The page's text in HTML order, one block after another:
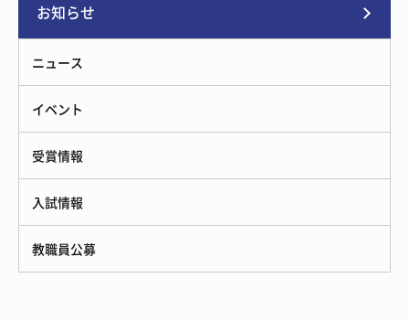
お知らせ
ニュース
イベント
受賞情報
入試情報
教職員公募